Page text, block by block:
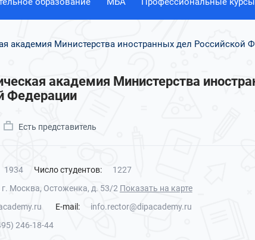
академия Министерства иностранных дел Российской
академия Министерства
Федерации
Есть представитель
1934 Число студентов:
1227
г. Москва, Остоженка, д. 53/2 Показать на карте
E-mail:
info.rector@dipacademy.ru
246-18-44